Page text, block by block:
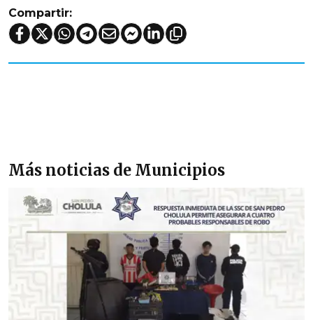
Compartir:
Más noticias de Municipios